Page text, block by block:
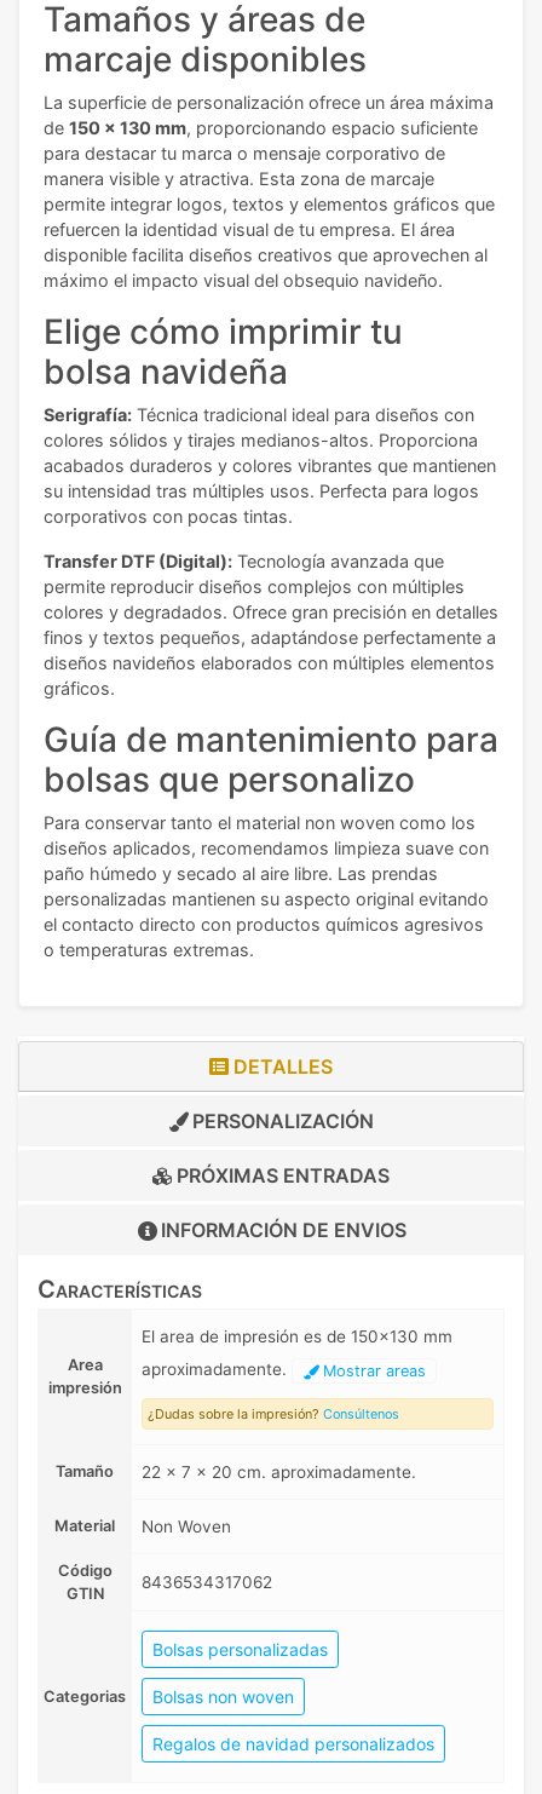
Tamaños y áreas de
marcaje disponibles
La superficie de personalización ofrece un área máxima
de 150 x 130 mm, proporcionando espacio suficiente
para destacar tu marca o mensaje corporativo de
manera visible y atractiva. Esta zona de marcaje
permite integrar logos, textos y elementos gráficos que
refuercen la identidad visual de tu empresa. El área
disponible facilita diseños creativos que aprovechen al
máximo el impacto visual del obsequio navideño.
Elige cómo imprimir tu
bolsa navideña
Serigrafía: Técnica tradicional ideal para diseños con
colores sólidos y tirajes medianos-altos. Proporciona
acabados duraderos y colores vibrantes que mantienen
su intensidad tras múltiples usos. Perfecta para logos
corporativos con pocas tintas.
Transfer DTF (Digital): Tecnología avanzada que
permite reproducir diseños complejos con múltiples
colores y degradados. Ofrece gran precisión en detalles
finos y textos pequeños, adaptándose perfectamente a
diseños navideños elaborados con múltiples elementos
gráficos.
Guía de mantenimiento para
bolsas que personalizo
Para conservar tanto el material non woven como los
diseños aplicados, recomendamos limpieza suave con
paño húmedo y secado al aire libre. Las prendas
personalizadas mantienen su aspecto original evitando
el contacto directo con productos químicos agresivos
o temperaturas extremas.
DETALLES
PERSONALIZACIÓN
PRÓXIMAS ENTRADAS
INFORMACIÓN DE ENVIOS
Características
Area
impresión
El area de impresión es de 150x130 mm
aproximadamente.
Mostrar areas
¿Dudas sobre la impresión? Consúltenos
Tamaño 22 x 7 x 20 cm. aproximadamente.
Material Non Woven
Código
GTIN
8436534317062
Categorias
Bolsas personalizadas
Bolsas non woven
Regalos de navidad personalizados